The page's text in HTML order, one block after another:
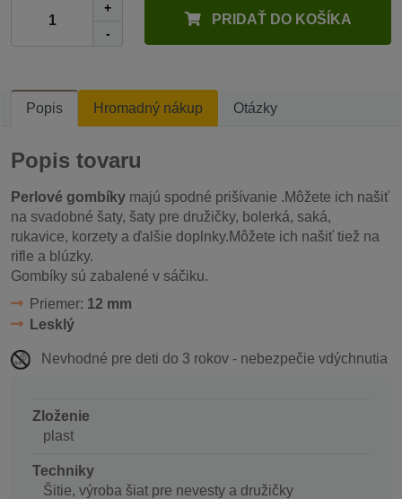
+
-
PRIDAŤ DO KOŠÍKA
Popis Hromadný nákup Otázky
Popis tovaru
Perlové gombíky majú spodné prišívanie .Môžete ich našiť
na svadobné šaty, šaty pre družičky, bolerká, saká,
rukavice, korzety a ďalšie doplnky.Môžete ich našiť tiež na
rifle a blúzky.
Gombíky sú zabalené v sáčiku.
Priemer: 12 mm
Lesklý
Nevhodné pre deti do 3 rokov - nebezpečie vdýchnutia
Zloženie
plast
Techniky
Šitie, výroba šiat pre nevesty a družičky